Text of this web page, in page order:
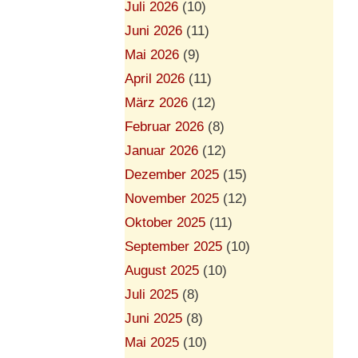
Juli 2026 (10)
Juni 2026 (11)
Mai 2026 (9)
April 2026 (11)
März 2026 (12)
Februar 2026 (8)
Januar 2026 (12)
Dezember 2025 (15)
November 2025 (12)
Oktober 2025 (11)
September 2025 (10)
August 2025 (10)
Juli 2025 (8)
Juni 2025 (8)
Mai 2025 (10)